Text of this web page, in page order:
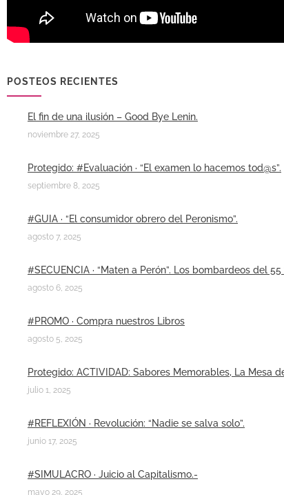
POSTEOS RECIENTES
El fin de una ilusión – Good Bye Lenin.
noviembre 27, 2025
Protegido: #Evaluación · “El examen lo hacemos tod@s”.
septiembre 8, 2025
#GUIA · “El consumidor obrero del Peronismo”.
agosto 7, 2025
#SECUENCIA · “Maten a Perón”. Los bombardeos del
agosto 6, 2025
#PROMO · Compra nuestros Libros
agosto 5, 2025
Protegido: ACTIVIDAD: Sabores Memorables, La Mesa
julio 1, 2025
#REFLEXIÓN · Revolución: “Nadie se salva solo”.
junio 17, 2025
#SIMULACRO · Juicio al Capitalismo.-
mayo 29, 2025